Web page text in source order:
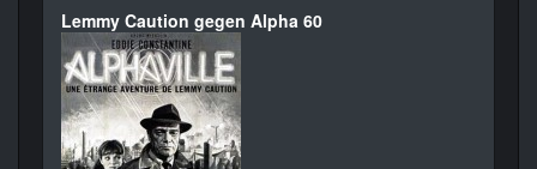
Lemmy Caution gegen Alpha 60